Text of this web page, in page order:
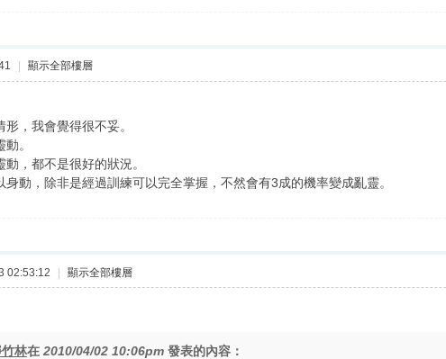
顯示全部樓層
，我會覺得很不妥。
。
，都不是很好的狀況。
動，除非是經過訓練可以完全掌握，不然會有3成的機率變成亂靈。
02:53:12 | 顯示全部樓層
林在 2010/04/02 10:06pm 發表的內容：